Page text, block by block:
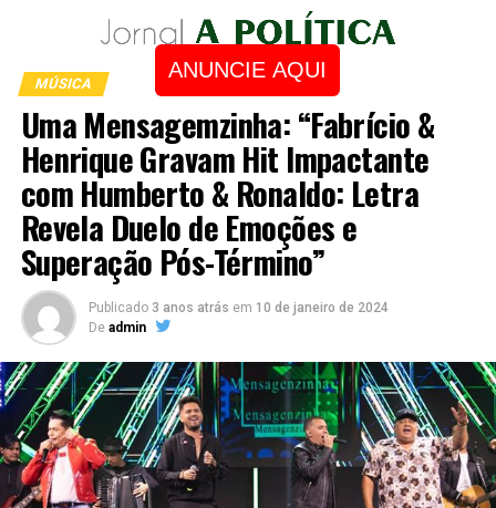
ANUNCIE AQUI
MÚSICA
Uma Mensagemzinha: “Fabrício &
Henrique Gravam Hit Impactante
com Humberto & Ronaldo: Letra
Revela Duelo de Emoções e
Superação Pós-Término”
Publicado 3 anos atrás em 10 de janeiro de 2024
De admin